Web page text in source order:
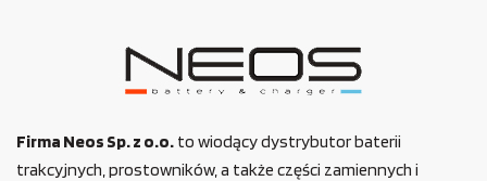
Firma Neos Sp. z o.o. to wiodący dystrybutor baterii
trakcyjnych, prostowników, a także części zamiennych i